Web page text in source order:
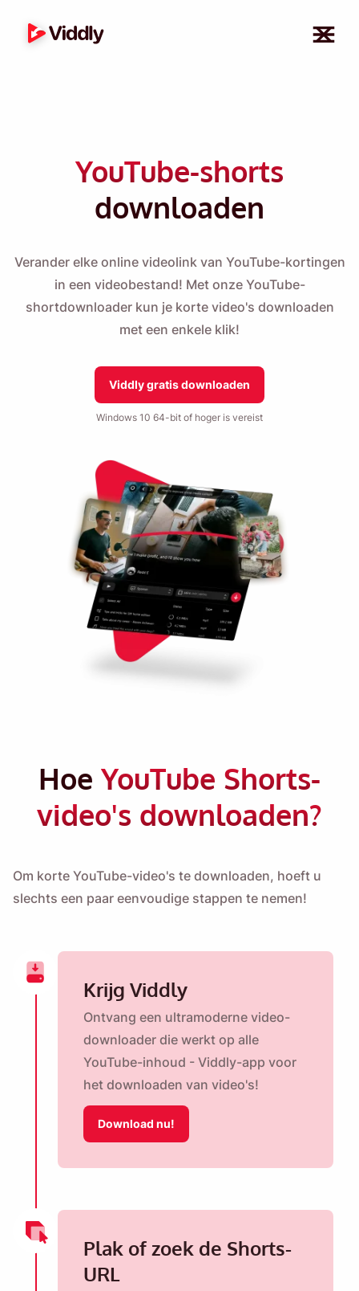
YouTube-shorts
downloaden
Verander elke online videolink van YouTube-kortingen
in een videobestand! Met onze YouTube-
shortdownloader kun je korte video's downloaden
met een enkele klik!
Viddly gratis downloaden
Windows 10 64-bit of hoger is vereist
Hoe YouTube Shorts-
video's downloaden?
Om korte YouTube-video's te downloaden, hoeft u
slechts een paar eenvoudige stappen te nemen!
Krijg Viddly
Ontvang een ultramoderne video-
downloader die werkt op alle
YouTube-inhoud - Viddly-app voor
het downloaden van video's!
Download nu!
Plak of zoek de Shorts-
URL